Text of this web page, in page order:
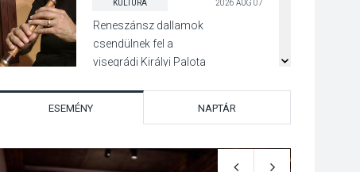
KULTÚRA 2026 AUG 07
Reneszánsz dallamok
csendülnek fel a
visegrádi Királyi Palota
KULTÚRA 2026 AUG 07
Dunavirág Ünnep
Verőcén – két nap a
ESEMÉNY NAPTÁR